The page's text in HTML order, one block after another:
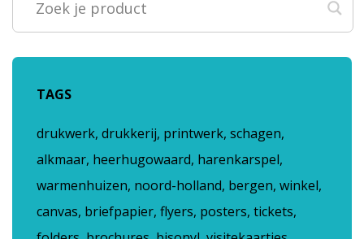
TAGS
drukwerk, drukkerij, printwerk, schagen,
alkmaar, heerhugowaard, harenkarspel,
warmenhuizen, noord-holland, bergen, winkel,
canvas, briefpapier, flyers, posters, tickets,